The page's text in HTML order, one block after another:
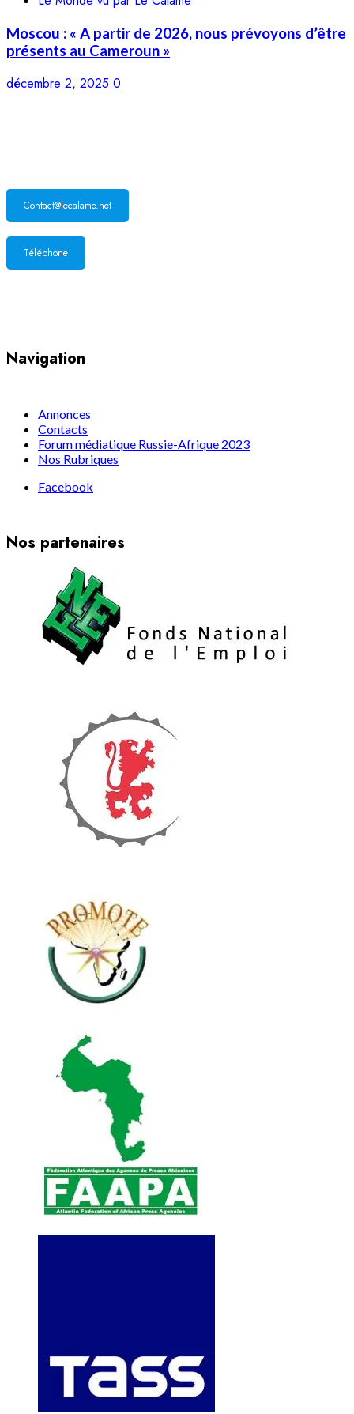
Moscou : « A partir de 2026, nous prévoyons d’être
présents au Cameroun »
décembre 2, 2025 0
Contact@lecalame.net
Téléphone
Navigation
Annonces
Contacts
Forum médiatique Russie-Afrique 2023
Nos Rubriques
Facebook
Nos partenaires